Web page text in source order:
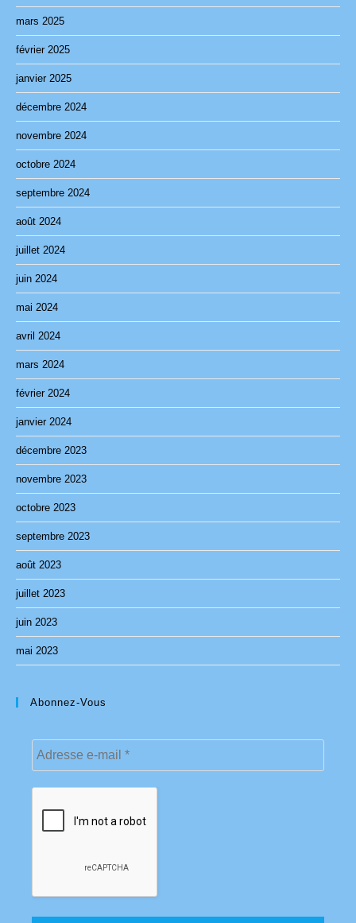
mars 2025
février 2025
janvier 2025
décembre 2024
novembre 2024
octobre 2024
septembre 2024
août 2024
juillet 2024
juin 2024
mai 2024
avril 2024
mars 2024
février 2024
janvier 2024
décembre 2023
novembre 2023
octobre 2023
septembre 2023
août 2023
juillet 2023
juin 2023
mai 2023
Abonnez-Vous